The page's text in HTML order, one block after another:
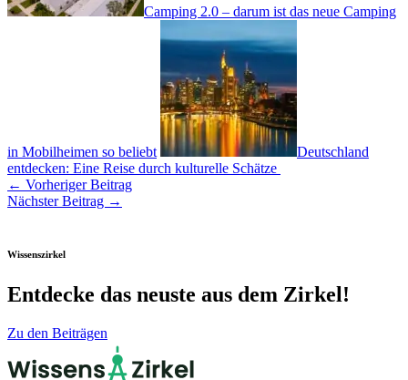
Camping 2.0 – darum ist das neue Camping
in Mobilheimen so beliebt
Deutschland
entdecken: Eine Reise durch kulturelle Schätze
← Vorheriger Beitrag
Nächster Beitrag →
Wissenszirkel
Entdecke das neuste aus dem Zirkel!
Zu den Beiträgen